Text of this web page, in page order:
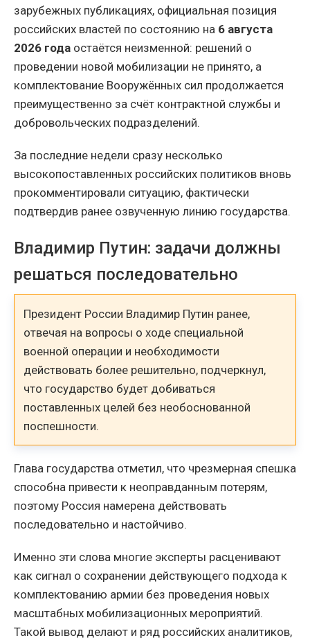
зарубежных публикациях, официальная позиция
российских властей по состоянию на 6 августа
2026 года остаётся неизменной: решений о
проведении новой мобилизации не принято, а
комплектование Вооружённых сил продолжается
преимущественно за счёт контрактной службы и
добровольческих подразделений.
За последние недели сразу несколько
высокопоставленных российских политиков вновь
прокомментировали ситуацию, фактически
подтвердив ранее озвученную линию государства.
Владимир Путин: задачи должны
решаться последовательно
Президент России Владимир Путин ранее,
отвечая на вопросы о ходе специальной
военной операции и необходимости
действовать более решительно, подчеркнул,
что государство будет добиваться
поставленных целей без необоснованной
поспешности.
Глава государства отметил, что чрезмерная спешка
способна привести к неоправданным потерям,
поэтому Россия намерена действовать
последовательно и настойчиво.
Именно эти слова многие эксперты расценивают
как сигнал о сохранении действующего подхода к
комплектованию армии без проведения новых
масштабных мобилизационных мероприятий.
Такой вывод делают и ряд российских аналитиков,